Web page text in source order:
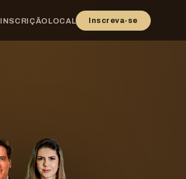
INSCRIÇÃO LOCAL Inscreva-se